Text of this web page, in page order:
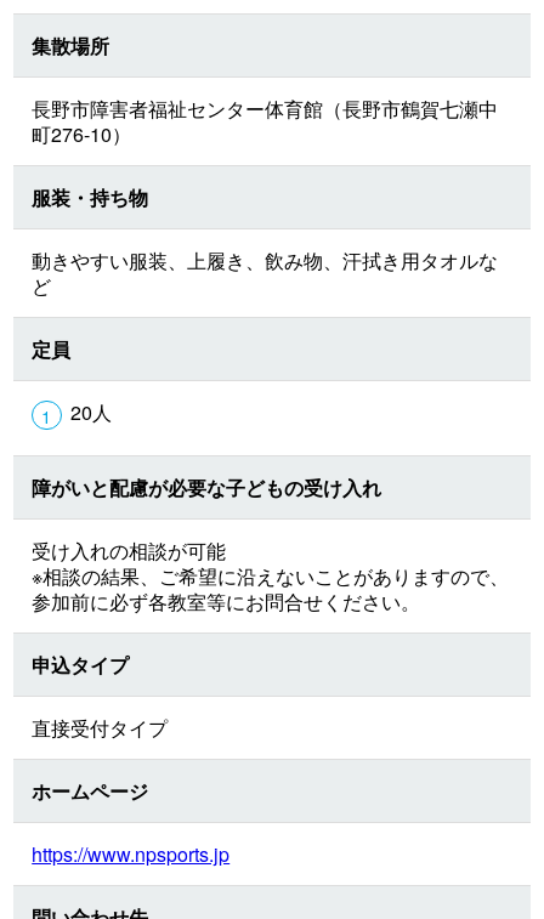
集散場所
長野市障害者福祉センター体育館（長野市鶴賀七瀬中
町276-10）
服装・持ち物
動きやすい服装、上履き、飲み物、汗拭き用タオルな
ど
定員
20人
障がいと配慮が必要な子どもの受け入れ
受け入れの相談が可能
※相談の結果、ご希望に沿えないことがありますので、
参加前に必ず各教室等にお問合せください。
申込タイプ
直接受付タイプ
ホームページ
https://www.npsports.jp